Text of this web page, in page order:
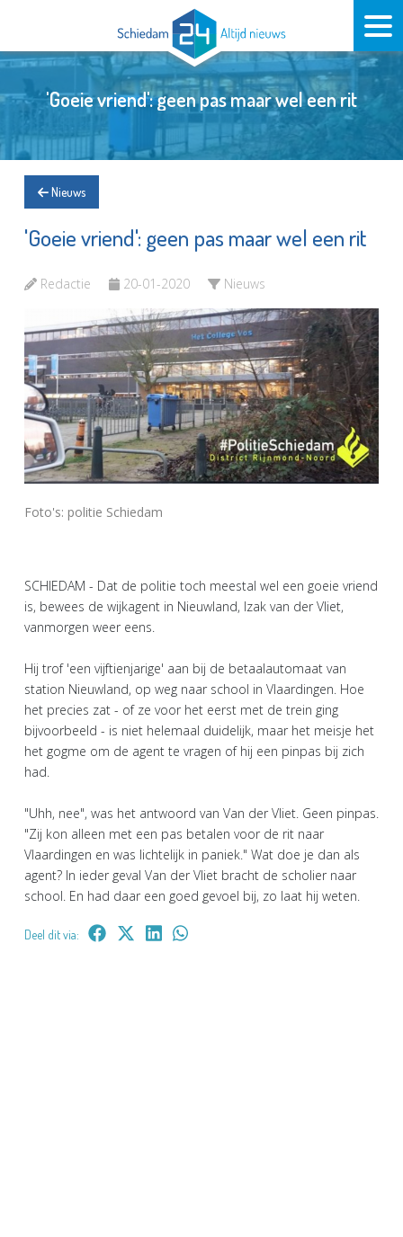
'Goeie vriend': geen pas maar wel een rit
Nieuws
'Goeie vriend': geen pas maar wel een rit
Redactie 20-01-2020 Nieuws
Foto's: politie Schiedam
SCHIEDAM - Dat de politie toch meestal wel een goeie vriend
is, bewees de wijkagent in Nieuwland, Izak van der Vliet,
vanmorgen weer eens.
Hij trof 'een vijftienjarige' aan bij de betaalautomaat van
station Nieuwland, op weg naar school in Vlaardingen. Hoe
het precies zat - of ze voor het eerst met de trein ging
bijvoorbeeld - is niet helemaal duidelijk, maar het meisje het
het gogme om de agent te vragen of hij een pinpas bij zich
had.
"Uhh, nee", was het antwoord van Van der Vliet. Geen pinpas.
"Zij kon alleen met een pas betalen voor de rit naar
Vlaardingen en was lichtelijk in paniek." Wat doe je dan als
agent? In ieder geval Van der Vliet bracht de scholier naar
school. En had daar een goed gevoel bij, zo laat hij weten.
Deel dit via: